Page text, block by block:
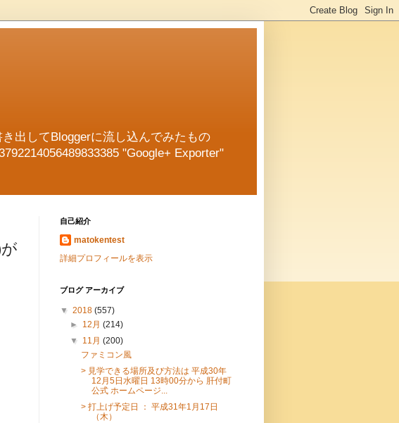
出してBloggerに流し込んでみたもの
"Google+ Exporter"
自己紹介
matokentest
詳細プロフィールを表示
ブログ アーカイブ
▼ 2018 (557)
► 12月(214)
▼ 11月(200)
ファミコン風
> 見学できる場所及び方法は 平成30年
12月5日水曜日 13時00分から 肝付町
公式 ホームページ...
> 打上げ予定日 ： 平成31年1月17日
（木）